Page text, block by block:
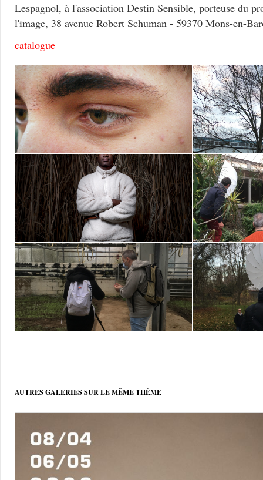
Lespagnol, à l'association Destin Sensible, porteuse du
l'image, 38 avenue Robert Schuman - 59370 Mons-en-
catalogue
AUTRES GALERIES SUR LE MÊME THÈME